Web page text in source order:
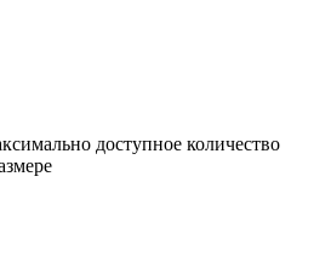
доступное количество